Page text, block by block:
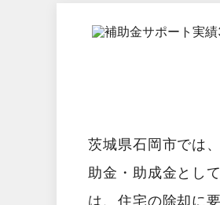
茨城県石岡市では、
助金・助成金とし
は、住宅の除却に